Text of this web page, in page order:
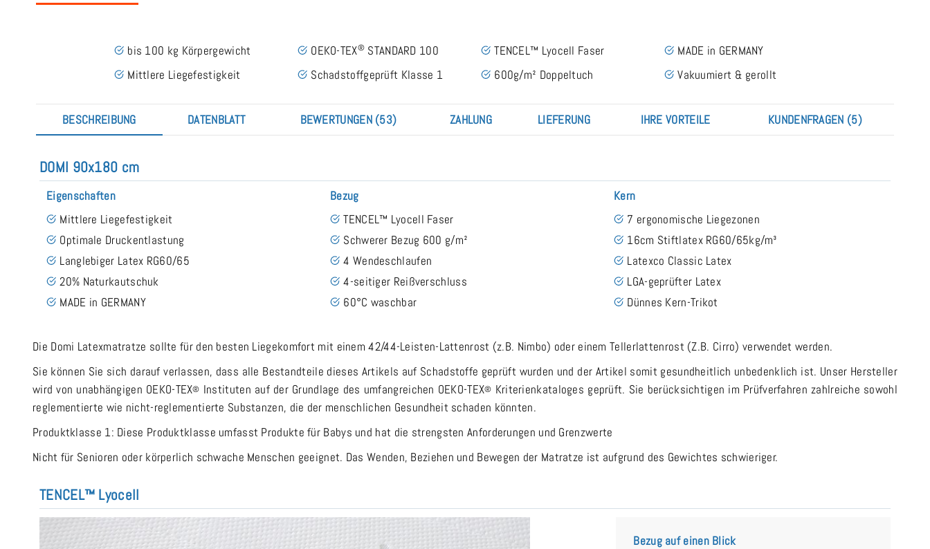
bis 100 kg Körpergewicht
Mittlere Liegefestigkeit
OEKO-TEX® STANDARD 100
Schadstoffgeprüft Klasse 1
TENCEL™ Lyocell Faser
600g/m² Doppeltuch
MADE in GERMANY
Vakuumiert & gerollt
BESCHREIBUNG DATENBLATT BEWERTUNGEN (53) ZAHLUNG LIEFERUNG IHRE VORTEILE KUNDENFRAGEN (5)
DOMI 90x180 cm
Eigenschaften
Mittlere Liegefestigkeit
Optimale Druckentlastung
Langlebiger Latex RG60/65
20% Naturkautschuk
MADE in GERMANY
Bezug
TENCEL™ Lyocell Faser
Schwerer Bezug 600 g/m²
4 Wendeschlaufen
4-seitiger Reißverschluss
60°C waschbar
Kern
7 ergonomische Liegezonen
16cm Stiftlatex RG60/65kg/m³
Latexco Classic Latex
LGA-geprüfter Latex
Dünnes Kern-Trikot
Die Domi Latexmatratze sollte für den besten Liegekomfort mit einem 42/44-Leisten-Lattenrost (z.B. Nimbo) oder einem Tellerlattenrost (Z.B. Cirro) verwendet werden.
Sie können Sie sich darauf verlassen, dass alle Bestandteile dieses Artikels auf Schadstoffe geprüft wurden und der Artikel somit gesundheitlich unbedenklich ist. Unser Hersteller
wird von unabhängigen OEKO-TEX® Instituten auf der Grundlage des umfangreichen OEKO-TEX® Kriterienkataloges geprüft. Sie berücksichtigen im Prüfverfahren zahlreiche sowohl
reglementierte wie nicht-reglementierte Substanzen, die der menschlichen Gesundheit schaden könnten.
Produktklasse 1: Diese Produktklasse umfasst Produkte für Babys und hat die strengsten Anforderungen und Grenzwerte
Nicht für Senioren oder körperlich schwache Menschen geeignet. Das Wenden, Beziehen und Bewegen der Matratze ist aufgrund des Gewichtes schwieriger.
TENCEL™ Lyocell
Bezug auf einen Blick